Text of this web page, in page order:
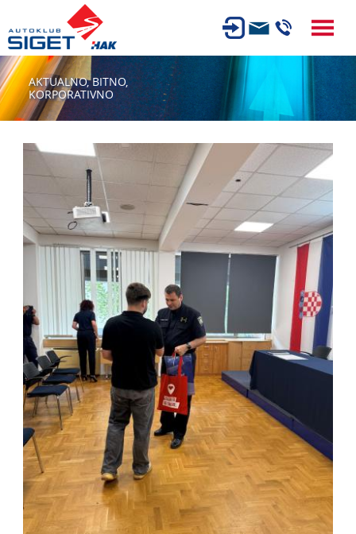
ČLANSTVO
TEHNIČKI PREGLED
AUTOSERVIS
USLUGE
NOVOSTI
O NAMA
KARIJERA
AUTOŠKOLA
AKTUALNO,BITNO,
KORPORATIVNO